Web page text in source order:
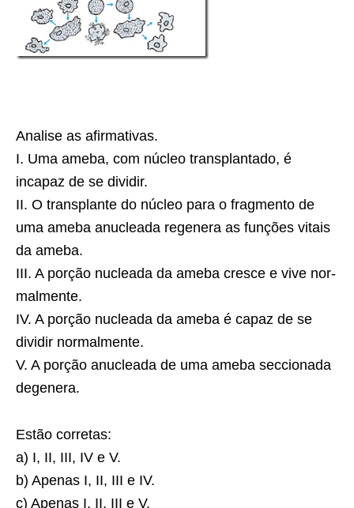
Analise as afirmativas.
I. Uma ameba, com núcleo transplantado, é
incapaz de se dividir.
II. O transplante do núcleo para o fragmento de
uma ameba anucleada regenera as funções vitais
da ameba.
III. A porção nucleada da ameba cresce e vive nor­
malmente.
IV. A porção nucleada da ameba é capaz de se
dividir normalmente.
V. A porção anucleada de uma ameba seccionada
degenera.
Estão corretas:
a) I, II, III, IV e V.
b) Apenas I, II, III e IV.
c) Apenas I, II, III e V.